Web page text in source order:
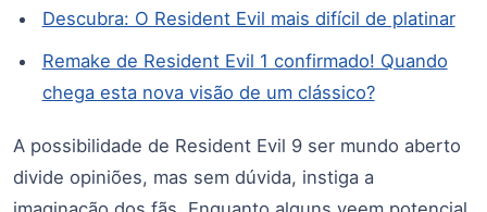
Descubra: O Resident Evil mais difícil de platinar
Remake de Resident Evil 1 confirmado! Quando
chega esta nova visão de um clássico?
A possibilidade de Resident Evil 9 ser mundo aberto
divide opiniões, mas sem dúvida, instiga a